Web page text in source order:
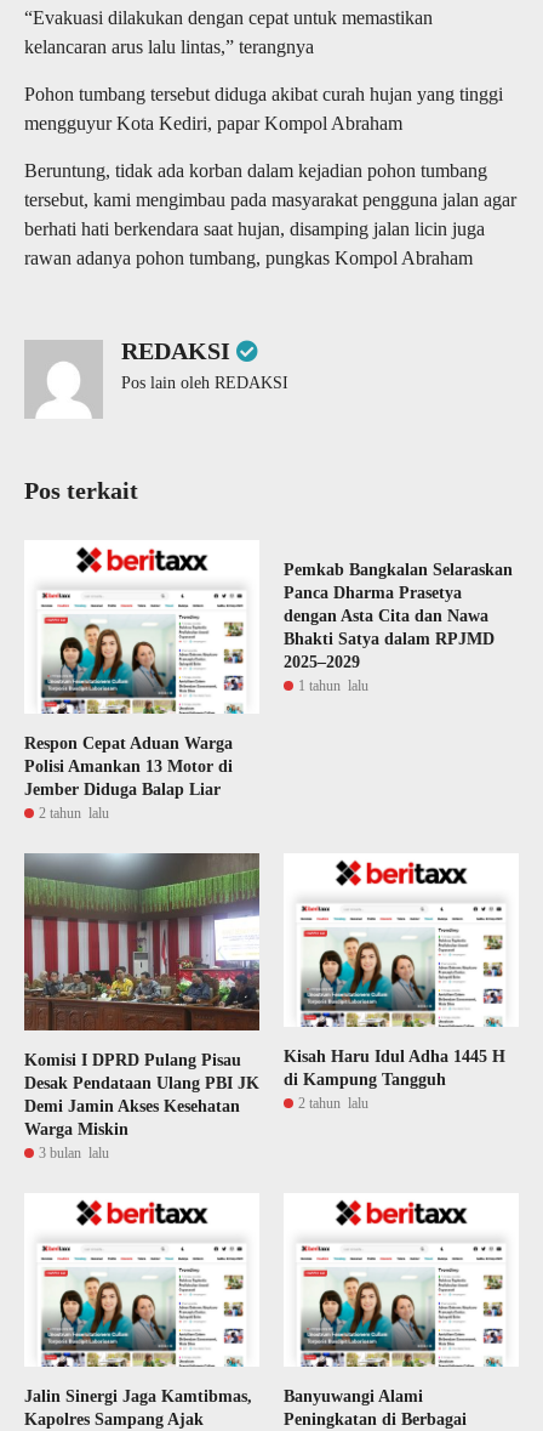
“Evakuasi dilakukan dengan cepat untuk memastikan
kelancaran arus lalu lintas,” terangnya
Pohon tumbang tersebut diduga akibat curah hujan yang tinggi
mengguyur Kota Kediri, papar Kompol Abraham
Beruntung, tidak ada korban dalam kejadian pohon tumbang
tersebut, kami mengimbau pada masyarakat pengguna jalan agar
berhati hati berkendara saat hujan, disamping jalan licin juga
rawan adanya pohon tumbang, pungkas Kompol Abraham
REDAKSI
Pos lain oleh REDAKSI
Pos terkait
Respon Cepat Aduan Warga
Polisi Amankan 13 Motor di
Jember Diduga Balap Liar
2 tahun lalu
Pemkab Bangkalan Selaraskan
Panca Dharma Prasetya
dengan Asta Cita dan Nawa
Bhakti Satya dalam RPJMD
2025–2029
1 tahun lalu
Komisi I DPRD Pulang Pisau
Desak Pendataan Ulang PBI JK
Demi Jamin Akses Kesehatan
Warga Miskin
3 bulan lalu
Kisah Haru Idul Adha 1445 H
di Kampung Tangguh
2 tahun lalu
Jalin Sinergi Jaga Kamtibmas,
Kapolres Sampang Ajak
Banyuwangi Alami
Peningkatan di Berbagai